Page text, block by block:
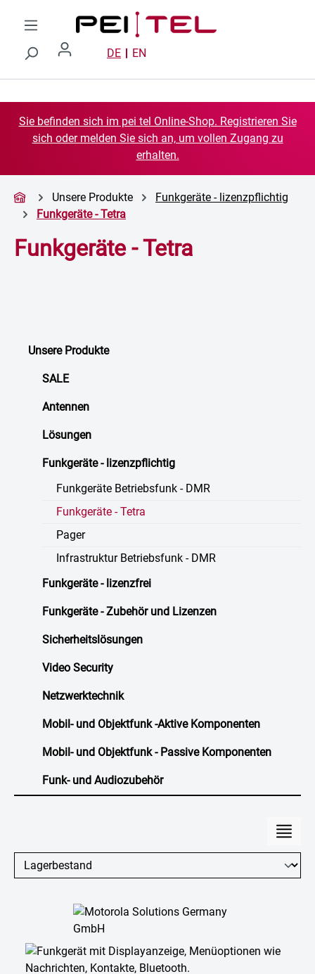
Zum Hauptinhalt springen
DE EN
Sie befinden sich im pei tel Online-Shop. Registrieren Sie
sich oder melden Sie sich an, um vollen Zugang zu
erhalten.
Unsere Produkte
Funkgeräte - lizenzpflichtig
Funkgeräte - Tetra
Funkgeräte - Tetra
Unsere Produkte
SALE
Antennen
Lösungen
Funkgeräte - lizenzpflichtig
Funkgeräte Betriebsfunk - DMR
Funkgeräte - Tetra
Pager
Infrastruktur Betriebsfunk - DMR
Funkgeräte - lizenzfrei
Funkgeräte - Zubehör und Lizenzen
Sicherheitslösungen
Video Security
Netzwerktechnik
Mobil- und Objektfunk -Aktive Komponenten
Mobil- und Objektfunk - Passive Komponenten
Funk- und Audiozubehör